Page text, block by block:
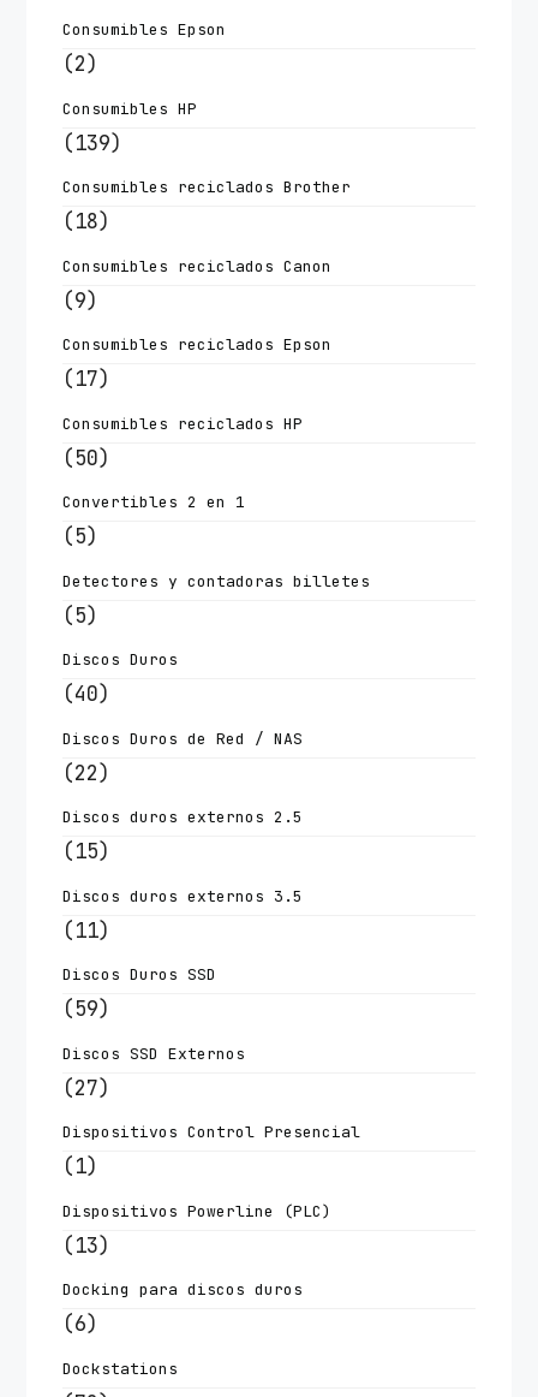
Consumibles Epson
(2)
Consumibles HP
(139)
Consumibles reciclados Brother
(18)
Consumibles reciclados Canon
(9)
Consumibles reciclados Epson
(17)
Consumibles reciclados HP
(50)
Convertibles 2 en 1
(5)
Detectores y contadoras billetes
(5)
Discos Duros
(40)
Discos Duros de Red / NAS
(22)
Discos duros externos 2.5
(15)
Discos duros externos 3.5
(11)
Discos Duros SSD
(59)
Discos SSD Externos
(27)
Dispositivos Control Presencial
(1)
Dispositivos Powerline (PLC)
(13)
Docking para discos duros
(6)
Dockstations